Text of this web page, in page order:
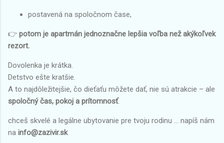
postavená na spoločnom čase,
👉 potom je apartmán jednoznačne lepšia voľba než akýkoľvek
rezort.
Dovolenka je krátka.
Detstvo ešte kratšie.
A to najdôležitejšie, čo dieťaťu môžete dať, nie sú atrakcie – ale
spoločný čas, pokoj a prítomnosť.
chceš skvelé a legálne ubytovanie pre tvoju rodinu ... napíš nám
na info@zazivir.sk